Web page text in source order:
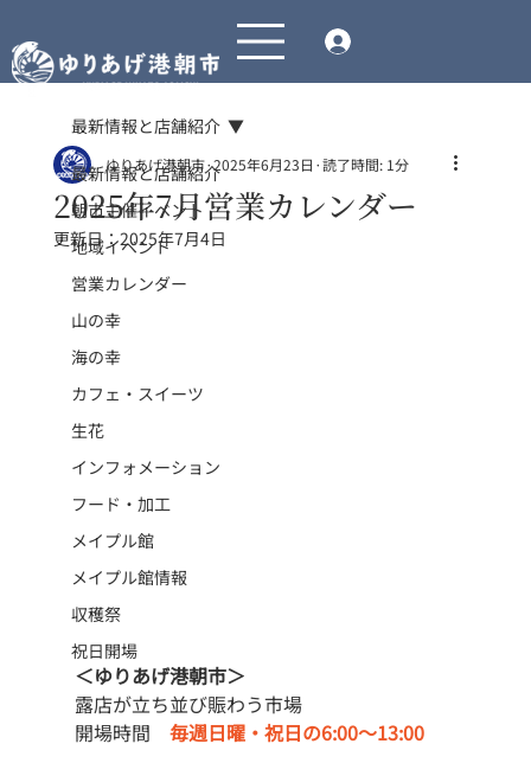
最新情報と店舗紹介
朝市主催イベント
地域イベント
営業カレンダー
山の幸
海の幸
カフェ・スイーツ
生花
インフォメーション
フード・加工
メイプル館
メイプル館情報
収穫祭
祝日開場
最新情報と店舗紹介
2025年7月営業カレンダー
ゆりあげ港朝市 2025年6月23日 読了時間: 1分
更新日：2025年7月4日
＜ゆりあげ港朝市＞
露店が立ち並び賑わう市場
開場時間 毎週日曜・祝日の6:00〜13:00